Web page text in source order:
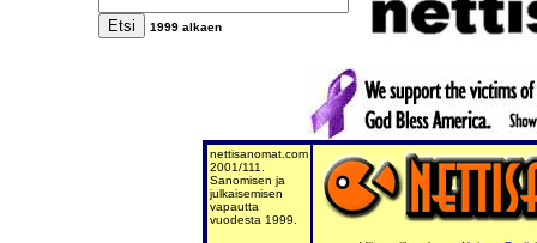
1999 alkaen
nettisanomat.com
2001/111.
Sanomisen ja
julkaisemisen
vapautta
vuodesta 1999.